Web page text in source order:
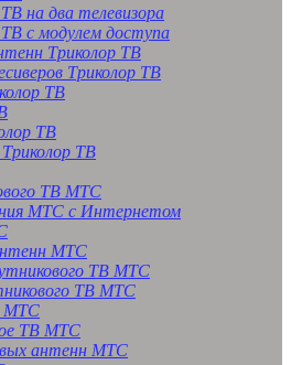
на два телевизора
с модулем доступа
Триколор ТВ
Триколор ТВ
ТВ
ТВ
ТВ
ТВ МТС
МТС с Интернетом
МТС
ТВ МТС
ТВ МТС
МТС
ТВ МТС
антенн МТС